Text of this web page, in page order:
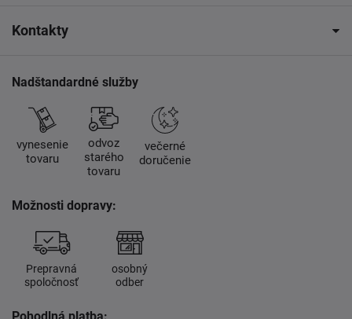
Kontakty
Nadštandardné služby
vynesenie
tovaru
odvoz
starého
tovaru
večerné
doručenie
Možnosti dopravy:
Prepravná
spoločnosť
osobný
odber
Pohodlná platba: